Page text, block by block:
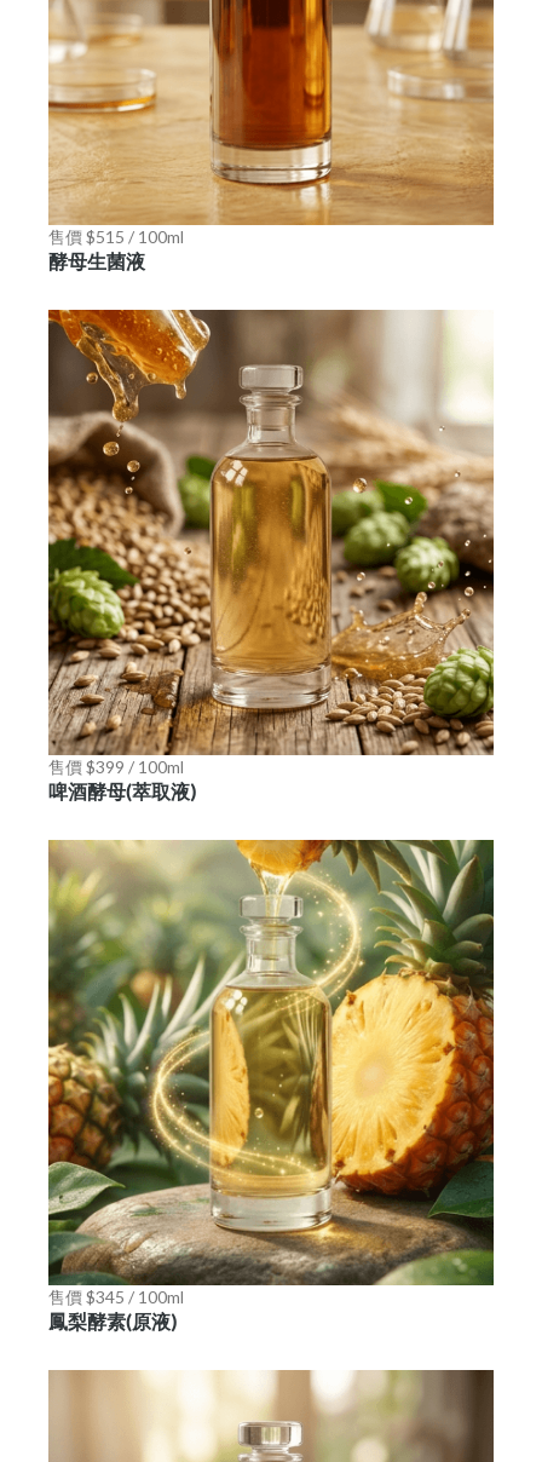
售價 $515 / 100ml
酵母生菌液
售價 $399 / 100ml
啤酒酵母(萃取液)
售價 $345 / 100ml
鳳梨酵素(原液)